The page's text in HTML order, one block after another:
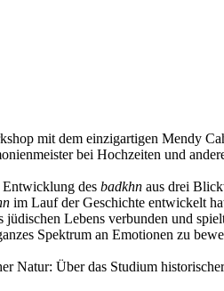
mit dem einzigartigen Mendy
bei Hochzeiten und
des badkhn aus drei
im Lauf der Geschichte entwickelt
jüdischen Lebens verbunden und
Spektrum an Emotionen zu
Natur: Über das Studium